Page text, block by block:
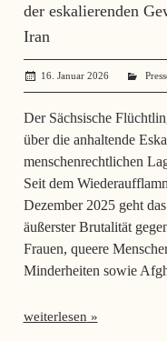
der eskalierenden
Iran
16. Januar 2026
Der Sächsische
über die anhaltende
menschenrechtlichen
Seit dem
Dezember 2025 geht
äußerster Brutalität
Frauen, queere
Minderheiten sowie
weiterlesen